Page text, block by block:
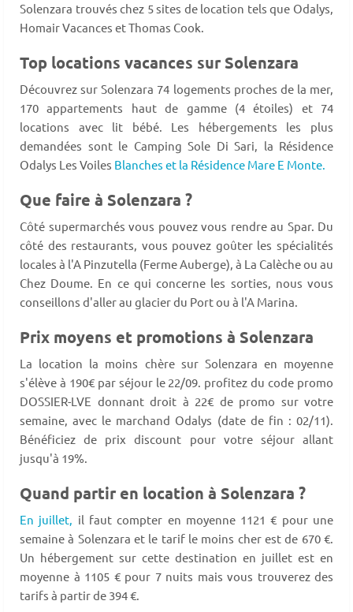
Solenzara trouvés chez 5 sites de location tels que Odalys,
Homair Vacances et Thomas Cook.
Top locations vacances sur Solenzara
Découvrez sur Solenzara 74 logements proches de la mer,
170 appartements haut de gamme (4 étoiles) et 74
locations avec lit bébé. Les hébergements les plus
demandées sont le Camping Sole Di Sari, la Résidence
Odalys Les Voiles Blanches et la Résidence Mare E Monte.
Que faire à Solenzara ?
Côté supermarchés vous pouvez vous rendre au Spar. Du
côté des restaurants, vous pouvez goûter les spécialités
locales à l'A Pinzutella (Ferme Auberge), à La Calèche ou au
Chez Doume. En ce qui concerne les sorties, nous vous
conseillons d'aller au glacier du Port ou à l'A Marina.
Prix moyens et promotions à Solenzara
La location la moins chère sur Solenzara en moyenne
s'élève à 190€ par séjour le 22/09. profitez du code promo
DOSSIER-LVE donnant droit à 22€ de promo sur votre
semaine, avec le marchand Odalys (date de fin : 02/11).
Bénéficiez de prix discount pour votre séjour allant
jusqu'à 19%.
Quand partir en location à Solenzara ?
En juillet, il faut compter en moyenne 1121 € pour une
semaine à Solenzara et le tarif le moins cher est de 670 €.
Un hébergement sur cette destination en juillet est en
moyenne à 1105 € pour 7 nuits mais vous trouverez des
tarifs à partir de 394 €.